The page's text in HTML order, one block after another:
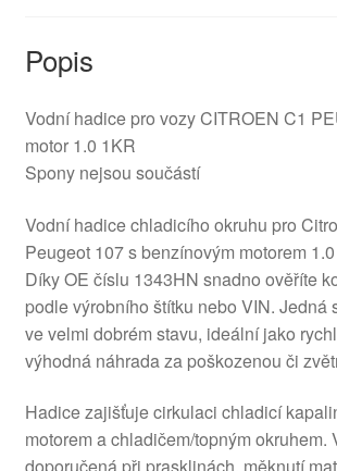
Popis
Vodní hadice pro vozy CITROEN C1
motor 1.0 1KR
Spony nejsou součástí
Vodní hadice chladicího okruhu pro
Peugeot 107 s benzínovým motorem
Díky OE číslu 1343HN snadno ověříte
podle výrobního štítku nebo VIN. Jedná
ve velmi dobrém stavu, ideální jako
výhodná náhrada za poškozenou či
Hadice zajišťuje cirkulaci chladicí
motorem a chladičem/topným okruhem.